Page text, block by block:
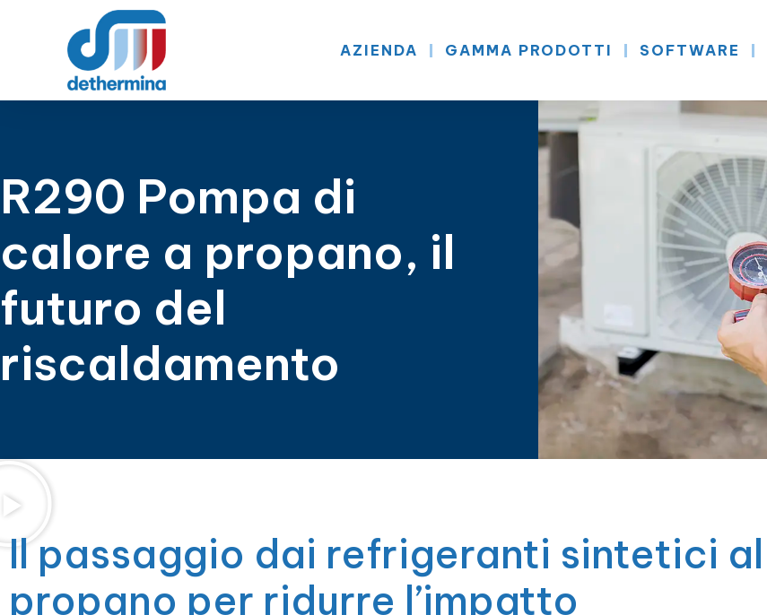
AZIENDA GAMMA PRODOTTI SOFTWARE
R290 Pompa di
calore a propano, il
futuro del
riscaldamento
Il passaggio dai refrigeranti sintetici al
propano per ridurre l’impatto